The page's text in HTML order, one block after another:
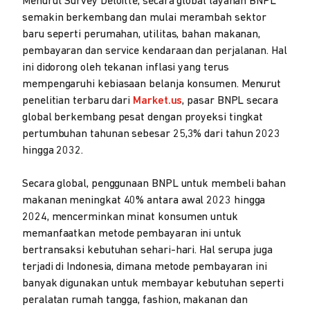
semakin berkembang dan mulai merambah sektor
baru seperti perumahan, utilitas, bahan makanan,
pembayaran dan service kendaraan dan perjalanan. Hal
ini didorong oleh tekanan inflasi yang terus
mempengaruhi kebiasaan belanja konsumen. Menurut
penelitian terbaru dari Market.us, pasar BNPL secara
global berkembang pesat dengan proyeksi tingkat
pertumbuhan tahunan sebesar 25,3% dari tahun 2023
hingga 2032.
Secara global, penggunaan BNPL untuk membeli bahan
makanan meningkat 40% antara awal 2023 hingga
2024, mencerminkan minat konsumen untuk
memanfaatkan metode pembayaran ini untuk
bertransaksi kebutuhan sehari-hari. Hal serupa juga
terjadi di Indonesia, dimana metode pembayaran ini
banyak digunakan untuk membayar kebutuhan seperti
peralatan rumah tangga, fashion, makanan dan